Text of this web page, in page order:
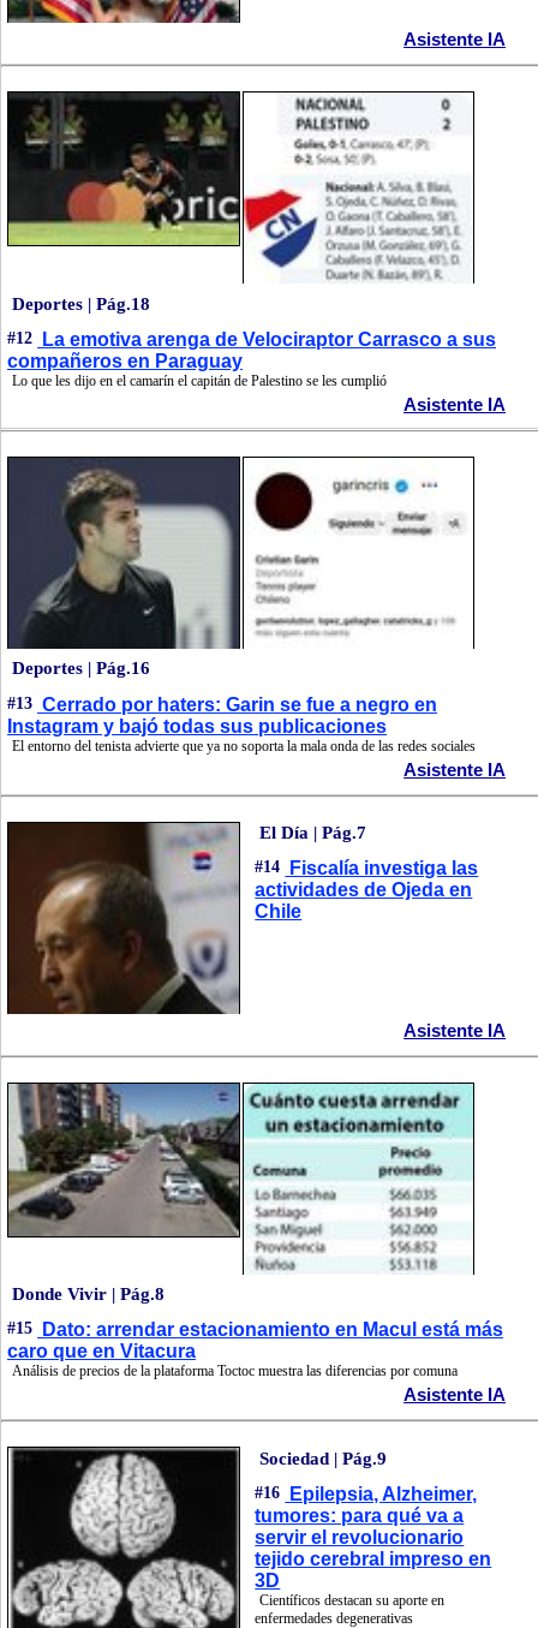
Asistente IA
Deportes | Pág.18
#12
La emotiva arenga de Velociraptor Carrasco a sus
compañeros en Paraguay
Lo que les dijo en el camarín el capitán de Palestino se les cumplió
Asistente IA
Deportes | Pág.16
#13 Cerrado por haters: Garin se fue a negro en
Instagram y bajó todas sus publicaciones
El entorno del tenista advierte que ya no soporta la mala onda de las redes sociales
Asistente IA
El Día | Pág.7
#14
Fiscalía investiga las
actividades de Ojeda en
Chile
Asistente IA
Donde Vivir | Pág.8
#15
Dato: arrendar estacionamiento en Macul está más
caro que en Vitacura
Análisis de precios de la plataforma Toctoc muestra las diferencias por comuna
Asistente IA
Sociedad | Pág.9
#16
Epilepsia, Alzheimer,
tumores: para qué va a
servir el revolucionario
tejido cerebral impreso en
3D
Científicos destacan su aporte en
enfermedades degenerativas